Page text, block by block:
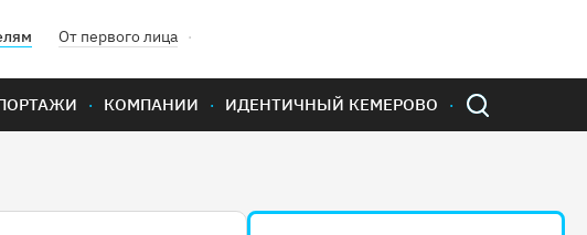
От первого лица
КОМПАНИИ ИДЕНТИЧНЫЙ КЕМЕРОВО